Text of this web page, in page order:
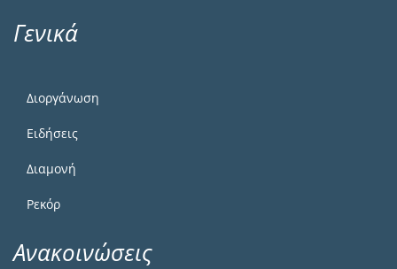
Γενικά
Διοργάνωση
Ειδήσεις
Διαμονή
Ρεκόρ
Ανακοινώσεις